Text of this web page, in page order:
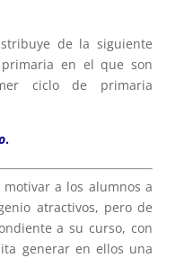
de la siguiente
en el que son
ciclo de primaria
.
a los alumnos a
atractivos, pero de
a su curso, con
generar en ellos una